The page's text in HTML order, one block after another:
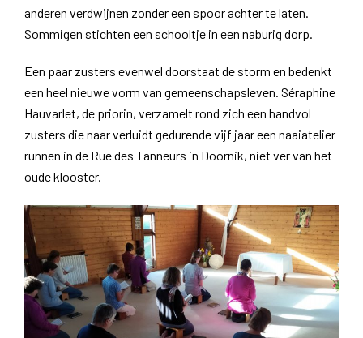
anderen verdwijnen zonder een spoor achter te laten.
Sommigen stichten een schooltje in een naburig dorp.
Een paar zusters evenwel doorstaat de storm en bedenkt
een heel nieuwe vorm van gemeenschapsleven. Séraphine
Hauvarlet, de priorin, verzamelt rond zich een handvol
zusters die naar verluidt gedurende vijf jaar een naaiatelier
runnen in de Rue des Tanneurs in Doornik, niet ver van het
oude klooster.